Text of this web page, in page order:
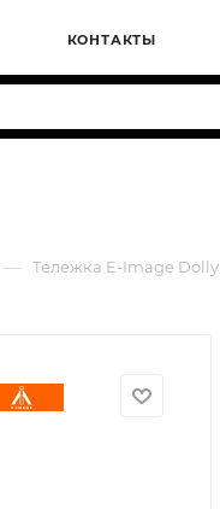
КОНТАКТЫ
— Тележка E-Image Dolly